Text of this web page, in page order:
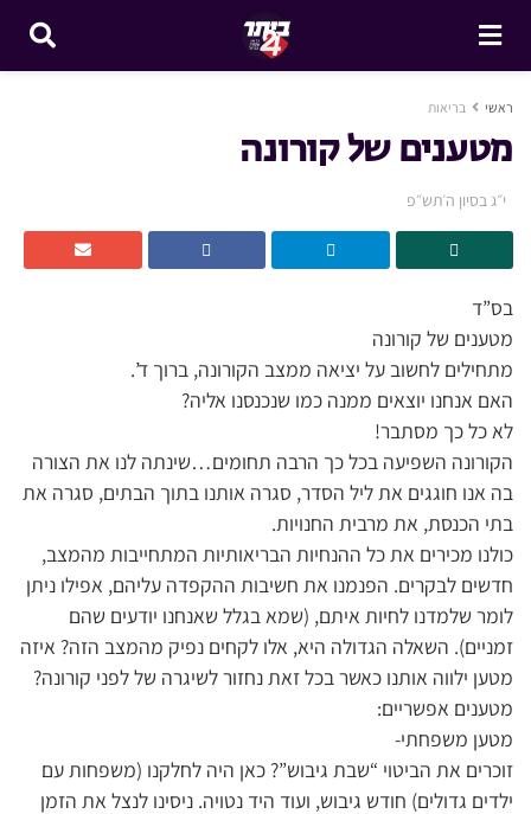
ראשי בריאות
מטענים של קורונה
י״ג בסיון ה׳תש״פ
בס”ד
מטענים של קורונה
מתחילים לחשוב על יציאה ממצב הקורונה, ברוך ד’.
האם אנחנו יוצאים ממנה כמו שנכנסנו אליה?
לא כל כך מסתבר!
הקורונה השפיעה בכל כך הרבה תחומים…שינתה לנו את הצורה
בה אנו חוגגים את ליל הסדר, סגרה אותנו בתוך הבתים, סגרה את
בתי הכנסת, את מרבית החנויות.
כולנו מכירים את כל ההנחיות הבריאותיות המתחייבות מהמצב,
חדשים לבקרים. הפנמנו את חשיבות ההקפדה עליהם, אפילו ניתן
לומר שלמדנו לחיות איתם, (שמא בגלל שאנחנו יודעים שהם
זמניים). השאלה הגדולה היא, אלו לקחים נפיק מהמצב הזה? איזה
מטען ילווה אותנו כאשר בכל זאת נחזור לשיגרה של לפני קורונה?
מטענים אפשריים:
מטען משפחתי-
זוכרים את הביטוי “שבת גיבוש”? כאן היה לחלקנו (משפחות עם
ילדים גדולים) חודש גיבוש, ועוד היד נטויה. ניסינו לנצל את הזמן